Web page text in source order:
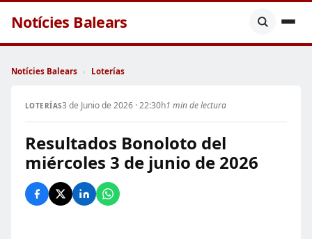
Notícies Balears
Notícies Balears › Loterías
LOTERÍAS3 de Junio de 2026 · 22:30h1 min de lectura
Resultados Bonoloto del
miércoles 3 de junio de 2026